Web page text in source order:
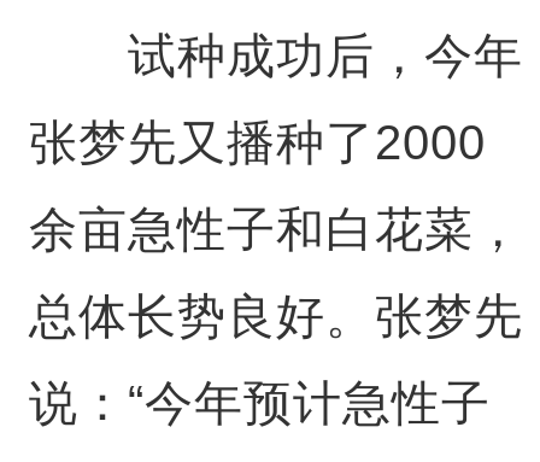
试种成功后，今年
张梦先又播种了2000
余亩急性子和白花菜，
总体长势良好。张梦先
说：“今年预计急性子